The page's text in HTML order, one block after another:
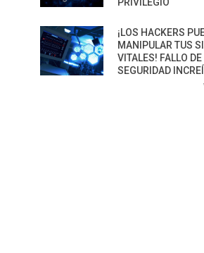
¡LOS HACKERS
MANIPULAR TUS
VITALES! FALLO DE
SEGURIDAD